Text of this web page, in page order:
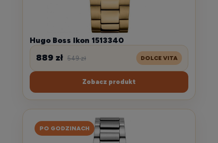
Hugo Boss Ikon 1513340
889 zł 549 zł DOLCE VITA
Zobacz produkt
PO GODZINACH